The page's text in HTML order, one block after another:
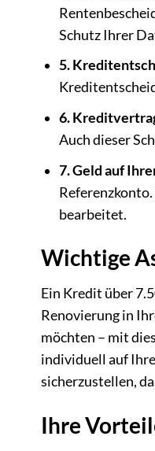
Schutz Ihrer
5.
6.
Auch dieser
7. Geld auf
bearbeitet.
Wichtige
Ein Kredit über
Renovierung in
möchten – mit
individuell auf
sicherzustellen,
Ihre